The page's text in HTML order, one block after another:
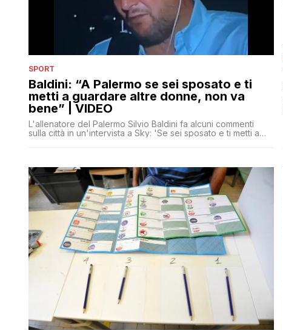
SPORT
Baldini: “A Palermo se sei sposato e ti
metti a guardare altre donne, non va
bene” | VIDEO
L'allenatore del Palermo Silvio Baldini fa alcuni commenti
sulla città in un'intervista a Sky: 'Se sei sposato e ti metti a